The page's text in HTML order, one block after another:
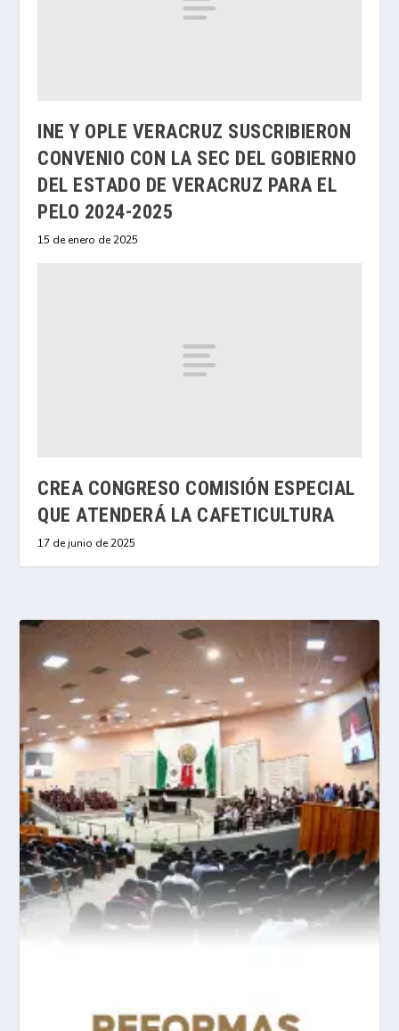
INE Y OPLE VERACRUZ SUSCRIBIERON
CONVENIO CON LA SEC DEL GOBIERNO
DEL ESTADO DE VERACRUZ PARA EL
PELO 2024-2025
15 de enero de 2025
CREA CONGRESO COMISIÓN ESPECIAL
QUE ATENDERÁ LA CAFETICULTURA
17 de junio de 2025